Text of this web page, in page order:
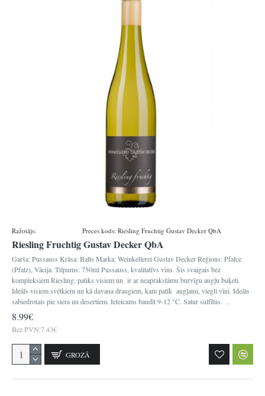
Ražotājs: Preces kods: Riesling Fruchtig Gustav Decker QbA
Riesling Fruchtig Gustav Decker QbA
Garša: Pussauss Krāsa: Balts Marka: Weinkellerei Gustav Decker Reģions: Pfalce
(Pfalz), Vācija. Tilpums: 750ml Pussauss, kvalitatīvs vīns. Šis svaigais bez
kompleksiem Riesling, patiks visiem un ir ar neaprakstāmu burvīgu augļu buķeti.
Ideāls visiem svētkiem un kā davana draugiem, kam patīk augļaini, viegli vīni. Ideāls
sabiedrotais pie siera un desertiem. Ieteicams baudīt 9-12 °C. Satur sulfītus. ..
8.99€
Bez PVN:7.43€
GROZĀ